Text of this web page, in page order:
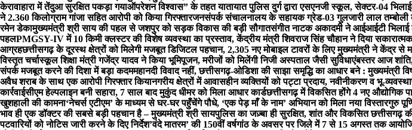
केरावाहारा में तेंदुआ सुरक्षित पकड़ा गयाऑपरेशन विश्वास” के तहत यातायात पुलिस दुर्ग द्वारा एसएनजी स्कूल, सेक्टर-04
ने 2.360 किलोग्राम गांजा सहित आरोपी को किया गिरफ्तारजनसंपर्क संचालनालय के सहायक ग्रेड-03 गुलजारी लाल तम्बोली को
रमेन डेकामुख्यमंत्री श्री साय की पहल से जशपुर को सड़क विकास की बड़ी सौगातसंगीत नाटक अकादमी ने आईआईटी
पहलPMGSY-IV में 10 किमी क्लस्टर की विशेष व्यवस्था का प्रस्ताव, केंद्रीय मंत्री शिवराज सिंह चौहान ने दिया
आग्रहछत्तीसगढ़ के दूरस्थ क्षेत्रों को मिलेगी मजबूत डिजिटल पहचान, 2,305 नए मोबाइल टावरों के लिए मुख्यमंत्री ने केंद्र से
विस्तृत चर्चास्कूल शिक्षा मंत्री गजेंद्र यादव ने किया भूमिपूजन, मरीजों को मिलेंगी निजी अस्पताल जैसी सुविधाएंबस्तर आज शांति,
संपर्क मजबूत करने की दिशा में बड़ा कदममहानदी विवाद नहीं, छत्तीसगढ़-ओडिशा की साझा समृद्धि का आधार बने : मुख्यमंत्री
अवैध शराब के साथ एक आरोपी गिरफ्तार कियानगरीय क्षेत्रों में आवासहीन व्यक्तियों को पट्टा प्रदाय, नवीनीकरण व भू-
कार्रवाईसीएम हेल्पलाइन बनी सहारा, 7 साल बाद मुकुंद धीमर को मिला आधार कार्डछत्तीसगढ़ में विकसित होंगे 4 नए औद्योगिक
खुशहाली की कामना‘नेचर्स एटीएम’ के माध्यम से घर-घर पहुँचेंगे पौधे, ‘एक पेड़ माँ के नाम’ अभियान को मिला नया विस्तारगुरु
भाव ही एक डॉक्टर की सबसे बड़ी पहचान है – मुख्यमंत्री श्री सायपुलिस का जज़्बा ही सुरक्षित, शांत और विकसित छत्तीसगढ़
पटवारियों को नोटिस जारी करने के दिए निर्देश’वंदे मातरम’ की 150वीं वर्षगांठ के अवसर पर जिले में 7 से 15 अगस्त तक